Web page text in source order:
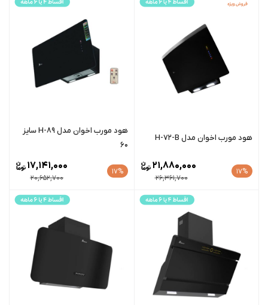
هود مورب اخوان مدل H-72-B
17%
26,361,700
21,880,000
هود مورب اخوان مدل H-89 سایز
60
17%
20,652,700
17,141,000